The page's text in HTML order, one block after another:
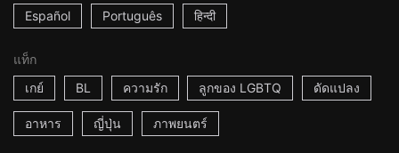
Español Português हिन्दी
แท็ก
เกย์
BL ความรัก ลูกของ LGBTQ ดัดแปลง
อาหาร ญี่ปุ่น ภาพยนตร์